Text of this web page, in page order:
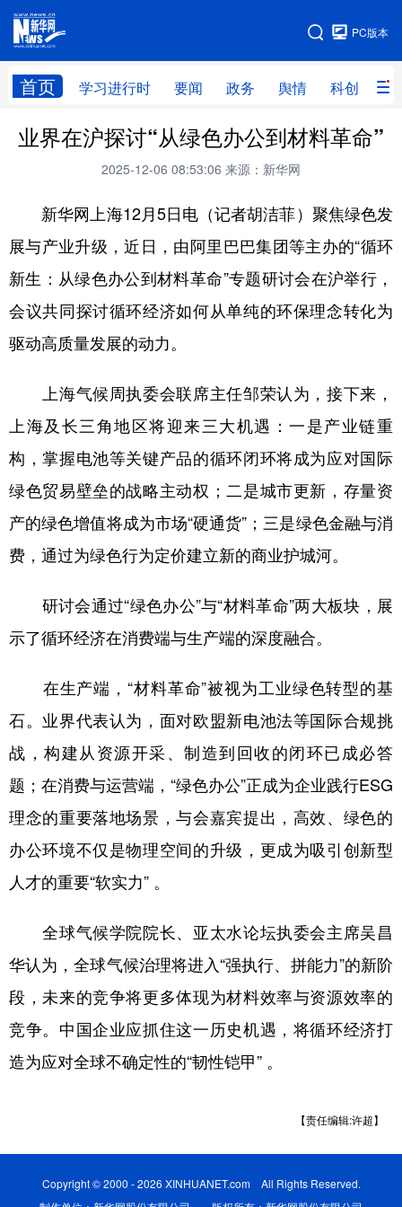
PC版本
首页 学习进行时 要闻 政务 舆情 科创 产
网站地图
首页 学习进行时 要闻 政务
科创 产经
旅游 教育 民生 文化
房产 体育 健康 图片
信息 廉政 原创 长三角频道
业界在沪探讨“从绿色办公到材料革命”
2025-12-06 08:53:06 来源：新华网
新华网上海12月5日电（记者胡洁菲）聚焦绿色发
展与产业升级，近日，由阿里巴巴集团等主办的“循环
新生：从绿色办公到材料革命”专题研讨会在沪举行，
会议共同探讨循环经济如何从单纯的环保理念转化为
驱动高质量发展的动力。
上海气候周执委会联席主任邹荣认为，接下来，
上海及长三角地区将迎来三大机遇：一是产业链重
构，掌握电池等关键产品的循环闭环将成为应对国际
绿色贸易壁垒的战略主动权；二是城市更新，存量资
产的绿色增值将成为市场“硬通货”；三是绿色金融与消
费，通过为绿色行为定价建立新的商业护城河。
研讨会通过“绿色办公”与“材料革命”两大板块，展
示了循环经济在消费端与生产端的深度融合。
在生产端，“材料革命”被视为工业绿色转型的基
石。业界代表认为，面对欧盟新电池法等国际合规挑
战，构建从资源开采、制造到回收的闭环已成必答
题；在消费与运营端，“绿色办公”正成为企业践行ESG
理念的重要落地场景，与会嘉宾提出，高效、绿色的
办公环境不仅是物理空间的升级，更成为吸引创新型
人才的重要“软实力” 。
全球气候学院院长、亚太水论坛执委会主席吴昌
华认为，全球气候治理将进入“强执行、拼能力”的新阶
段，未来的竞争将更多体现为材料效率与资源效率的
竞争。中国企业应抓住这一历史机遇，将循环经济打
造为应对全球不确定性的“韧性铠甲” 。
【责任编辑:许超】
Copyright © 2000 - 2026 XINHUANET.com All Rights Reserved.